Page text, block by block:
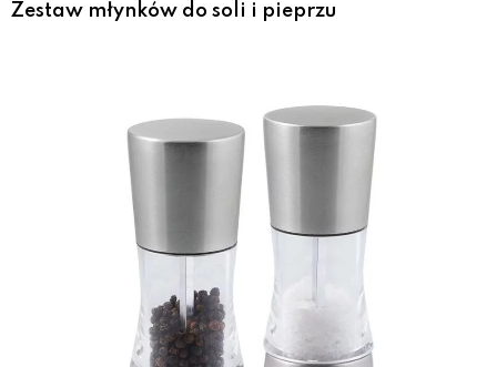
Zestaw młynków do soli i pieprzu